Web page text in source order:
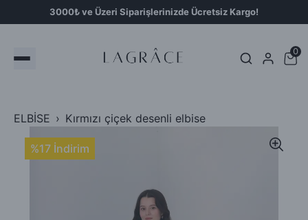
3000₺ ve Üzeri Siparişlerinizde Ücretsiz Kargo!
0
ELBİSE Kırmızı çiçek desenli elbise
%17 İndirim